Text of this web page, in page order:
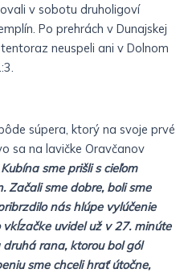
v sobotu druholigoví
Po prehrách v Dunajskej
neuspeli ani v Dolnom
súpera, ktorý na svoje prvé
sa na lavičke Oravčanov
Kubína sme prišli s cieľom
sme dobre, boli sme
nás hlúpe vylúčenie
uvidel už v 27. minúte
rana, ktorou bol gól
sme chceli hrať útočne,